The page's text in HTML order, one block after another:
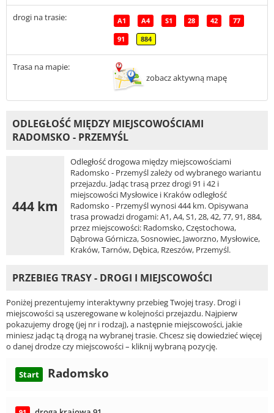
drogi na trasie: A1 A4 S1 28 42 77
91 884
Trasa na mapie:
zobacz aktywną mapę
ODLEGŁOŚĆ MIĘDZY MIEJSCOWOŚCIAMI
RADOMSKO - PRZEMYŚL
444 km
Odległość drogowa między miejscowościami
Radomsko - Przemyśl zależy od wybranego wariantu
przejazdu. Jadąc trasą przez drogi 91 i 42 i
miejscowości Mysłowice i Kraków odległość
Radomsko - Przemyśl wynosi 444 km. Opisywana
trasa prowadzi drogami: A1, A4, S1, 28, 42, 77, 91, 884,
przez miejscowości: Radomsko, Częstochowa,
Dąbrowa Górnicza, Sosnowiec, Jaworzno, Mysłowice,
Kraków, Tarnów, Dębica, Rzeszów, Przemyśl.
PRZEBIEG TRASY - DROGI I MIEJSCOWOŚCI
Poniżej prezentujemy interaktywny przebieg Twojej trasy. Drogi i
miejscowości są uszeregowane w kolejności przejazdu. Najpierw
pokazujemy drogę (jej nr i rodzaj), a następnie miejscowości, jakie
miniesz jadąc tą drogą na wybranej trasie. Chcesz się dowiedzieć więcej
o danej drodze czy miejscowości – kliknij wybraną pozycję.
Start Radomsko